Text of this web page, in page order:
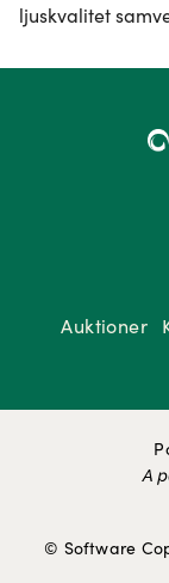
ljuskvalitet
Auktioner
© Software